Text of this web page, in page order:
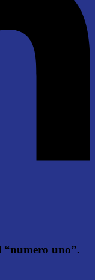
“numero uno”.